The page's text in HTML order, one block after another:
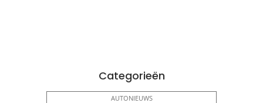
Categorieën
AUTONIEUWS